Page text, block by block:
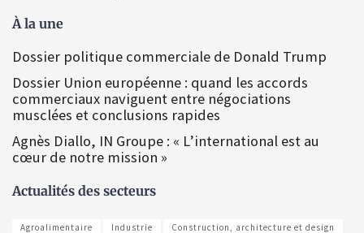
À la une
Dossier politique commerciale de Donald Trump
Dossier Union européenne : quand les accords
commerciaux naviguent entre négociations
musclées et conclusions rapides
Agnès Diallo, IN Groupe : « L’international est au
cœur de notre mission »
Actualités des secteurs
Agroalimentaire Industrie Construction, architecture et design